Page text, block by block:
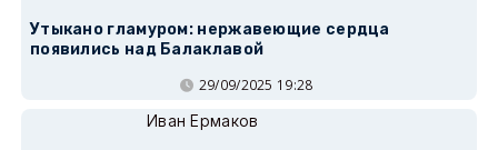
Утыкано гламуром: нержавеющие сердца
появились над Балаклавой
29/09/2025 19:28
Иван Ермаков